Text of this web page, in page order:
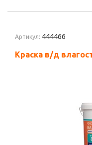
Артикул: 444466
Краска в/д